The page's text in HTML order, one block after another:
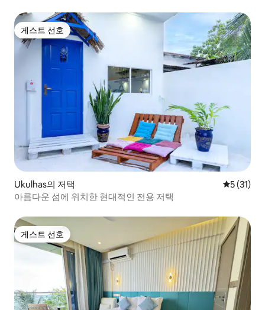
게스트 선호
게스트 선호
Ukulhas의 저택 평점 5점
5 (31)
아름다운 섬에 위치한 현대적인 전용 저택
게스트 선호
게스트 선호